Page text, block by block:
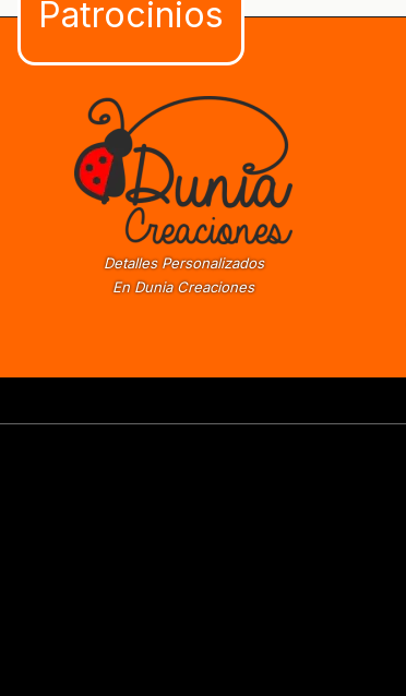
Detalles Personalizados
En Dunia Creaciones